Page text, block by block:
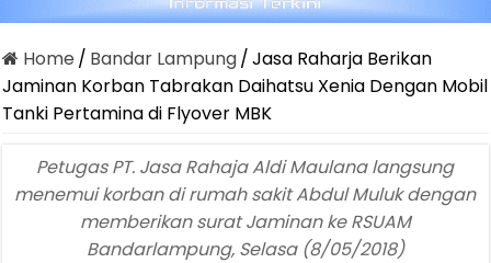
Home / Bandar Lampung/Jasa Raharja Berikan
Jaminan Korban Tabrakan Daihatsu Xenia Dengan Mobil
Tanki Pertamina di Flyover MBK
Petugas PT. Jasa Rahaja Aldi Maulana langsung
menemui korban di rumah sakit Abdul Muluk dengan
memberikan surat Jaminan ke RSUAM
Bandarlampung, Selasa (8/05/2018)